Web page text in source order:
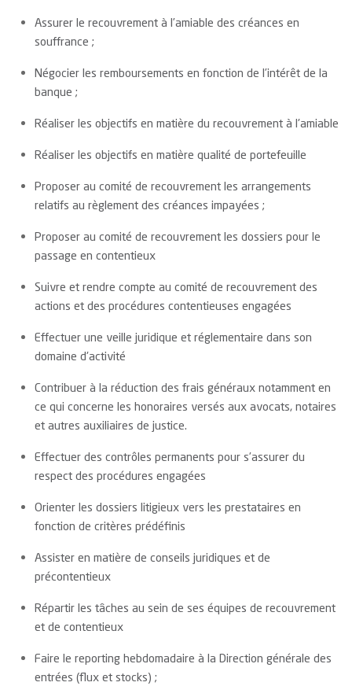
Assurer le recouvrement à l’amiable des créances en
souffrance ;
Négocier les remboursements en fonction de l’intérêt de la
banque ;
Réaliser les objectifs en matière du recouvrement à l'amiable
Réaliser les objectifs en matière qualité de portefeuille
Proposer au comité de recouvrement les arrangements
relatifs au règlement des créances impayées ;
Proposer au comité de recouvrement les dossiers pour le
passage en contentieux
Suivre et rendre compte au comité de recouvrement des
actions et des procédures contentieuses engagées
Effectuer une veille juridique et réglementaire dans son
domaine d'activité
Contribuer à la réduction des frais généraux notamment en
ce qui concerne les honoraires versés aux avocats, notaires
et autres auxiliaires de justice.
Effectuer des contrôles permanents pour s’assurer du
respect des procédures engagées
Orienter les dossiers litigieux vers les prestataires en
fonction de critères prédéfinis
Assister en matière de conseils juridiques et de
précontentieux
Répartir les tâches au sein de ses équipes de recouvrement
et de contentieux
Faire le reporting hebdomadaire à la Direction générale des
entrées (flux et stocks) ;